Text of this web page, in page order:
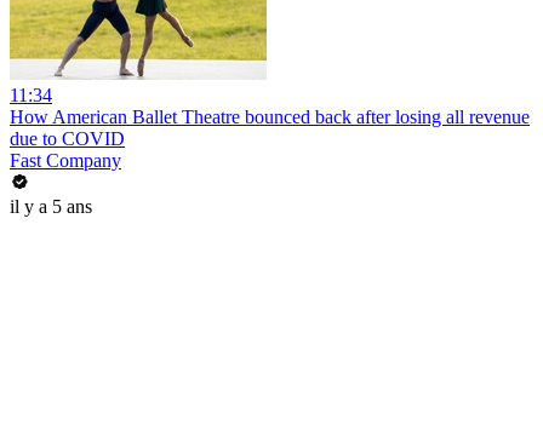
11:34
How American Ballet Theatre bounced back after losing all revenue
due to COVID
Fast Company
il y a 5 ans